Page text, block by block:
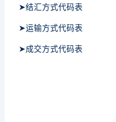
➤结汇方式代码表
➤运输方式代码表
➤成交方式代码表